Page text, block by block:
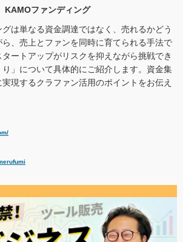
KAMOファンディング
は単なる資金調達ではなく、売れるかどう
、売上とファンを同時に育てられる手法で
ートアップがリスクを抑えながら挑戦でき
」について具体的にご紹介します。資金集
現するクラファン活用のポイントをお伝え